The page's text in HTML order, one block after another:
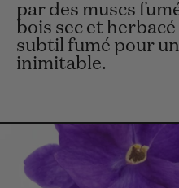
par des muscs
bois sec et
subtil fumé pour
inimitable.